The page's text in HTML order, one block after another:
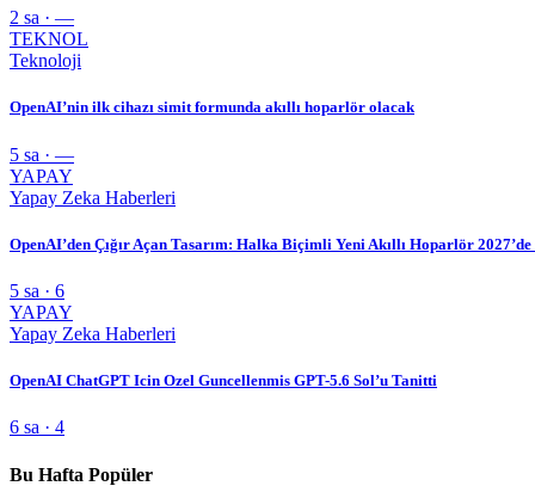
2 sa · —
TEKNOL
Teknoloji
OpenAI’nin ilk cihazı simit formunda akıllı hoparlör olacak
5 sa · —
YAPAY
Yapay Zeka Haberleri
OpenAI’den Çığır Açan Tasarım: Halka Biçimli Yeni Akıllı Hoparlör
5 sa · 6
YAPAY
Yapay Zeka Haberleri
OpenAI ChatGPT Icin Ozel Guncellenmis GPT-5.6 Sol’u Tanitti
6 sa · 4
Bu Hafta Popüler